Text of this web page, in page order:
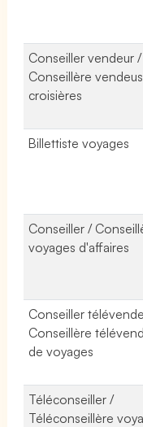
Conseiller vendeur /
Conseillère
croisières
Billettiste voyages
Conseiller /
voyages d'affaires
Conseiller
Conseillère
de voyages
Téléconseiller /
Téléconseillère